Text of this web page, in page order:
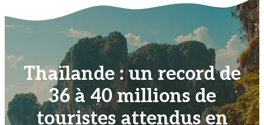
Thaïlande : un record de
36 à 40 millions de
touristes attendus en